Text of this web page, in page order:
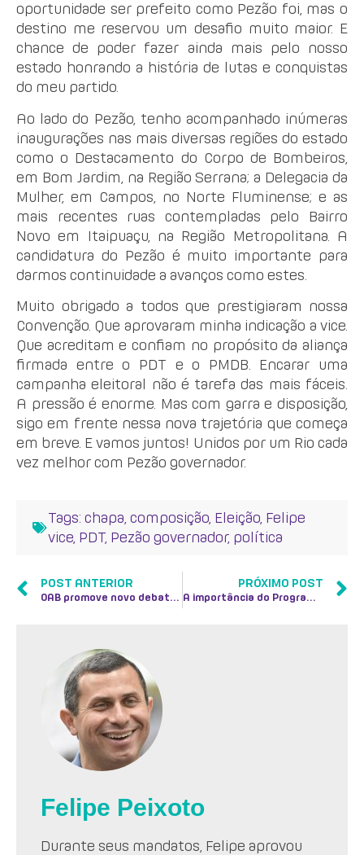
oportunidade ser prefeito como Pezão foi, mas o
destino me reservou um desafio muito maior. E
chance de poder fazer ainda mais pelo nosso
estado honrando a história de lutas e conquistas
do meu partido.
Ao lado do Pezão, tenho acompanhado inúmeras
inaugurações nas mais diversas regiões do estado
como o Destacamento do Corpo de Bombeiros,
em Bom Jardim, na Região Serrana; a Delegacia da
Mulher, em Campos, no Norte Fluminense; e as
mais recentes ruas contempladas pelo Bairro
Novo em Itaipuaçu, na Região Metropolitana. A
candidatura do Pezão é muito importante para
darmos continuidade a avanços como estes.
Muito obrigado a todos que prestigiaram nossa
Convenção. Que aprovaram minha indicação a vice.
Que acreditam e confiam no propósito da aliança
firmada entre o PDT e o PMDB. Encarar uma
campanha eleitoral não é tarefa das mais fáceis.
A pressão é enorme. Mas com garra e disposição,
sigo em frente nessa nova trajetória que começa
em breve. E vamos juntos! Unidos por um Rio cada
vez melhor com Pezão governador.
Tags: chapa composição Eleição Felipe
vice PDT, Pezão governador, política
POST ANTERIOR
OAB promove novo debate sobre a segurança de Niterói
PRÓXIMO POST
A importância do Programa Bairro Novo
Felipe Peixoto
Durante seus mandatos, Felipe aprovou